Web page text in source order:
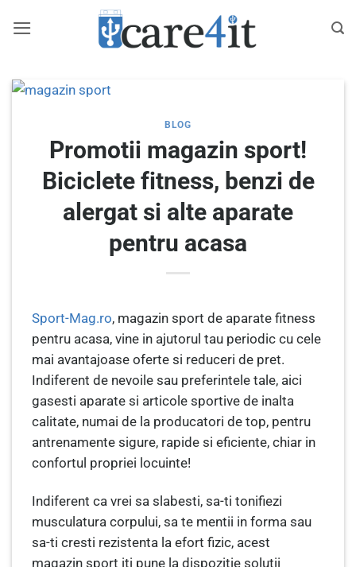
BLOG
Promotii magazin sport!
Biciclete fitness, benzi de
alergat si alte aparate
pentru acasa
Sport-Mag.ro, magazin sport de aparate fitness
pentru acasa, vine in ajutorul tau periodic cu cele
mai avantajoase oferte si reduceri de pret.
Indiferent de nevoile sau preferintele tale, aici
gasesti aparate si articole sportive de inalta
calitate, numai de la producatori de top, pentru
antrenamente sigure, rapide si eficiente, chiar in
confortul propriei locuinte!
Indiferent ca vrei sa slabesti, sa-ti tonifiezi
musculatura corpului, sa te mentii in forma sau
sa-ti cresti rezistenta la efort fizic, acest
magazin sport iti pune la dispozitie solutii